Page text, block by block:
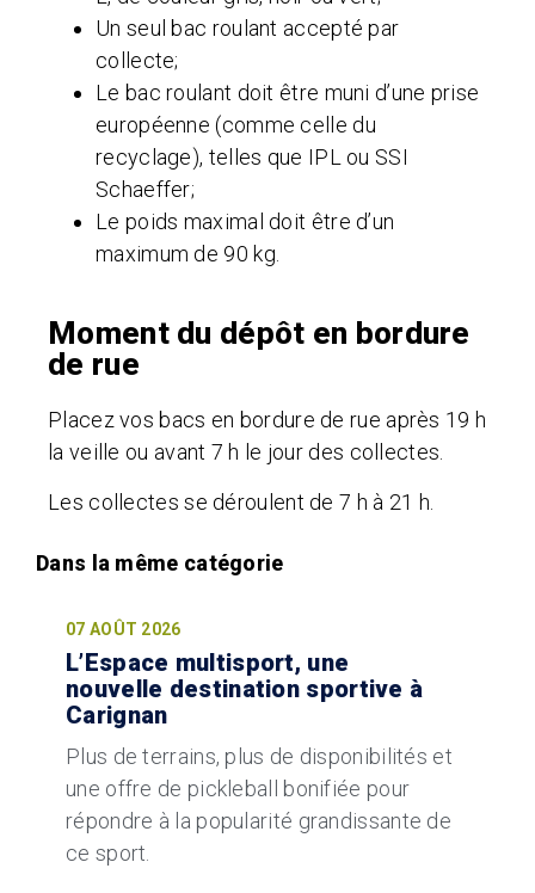
Un seul bac roulant accepté par
collecte;
Le bac roulant doit être muni d’une prise
européenne (comme celle du
recyclage), telles que IPL ou SSI
Schaeffer;
Le poids maximal doit être d’un
maximum de 90 kg.
Moment du dépôt en bordure
de rue
Placez vos bacs en bordure de rue après 19 h
la veille ou avant 7 h le jour des collectes.
Les collectes se déroulent de 7 h à 21 h.
07 AOÛT 2026
L’Espace multisport, une
nouvelle destination sportive à
Carignan
Plus de terrains, plus de disponibilités et
une offre de pickleball bonifiée pour
répondre à la popularité grandissante de
ce sport.